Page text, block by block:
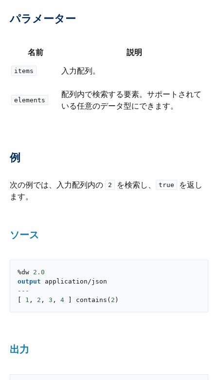
パラメーター
名前 説明
items 入力配列。
elements
配列内で検索する要素。サポートされて
いる任意のデータ型にできます。
例
次の例では、入力配列内の ​ 2 ​ を検索し、​ true
​ を返し
ます。
ソース
%dw 2.0
output
application/json
---
1 , 2 , 3 , 4 contains ( 2 )
出力